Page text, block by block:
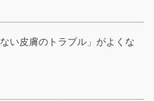
い皮膚のトラブル」がよくな